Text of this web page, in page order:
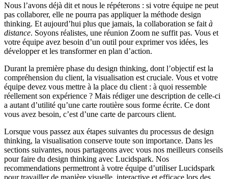
Nous l’avons déjà dit et nous le répéterons : si votre équipe ne peut
pas collaborer, elle ne pourra pas appliquer la méthode design
thinking. Et aujourd’hui plus que jamais, la collaboration se fait à
distance. Soyons réalistes, une réunion Zoom ne suffit pas. Vous et
votre équipe avez besoin d’un outil pour exprimer vos idées, les
développer et les transformer en plan d’action.
Durant la première phase du design thinking, dont l’objectif est la
compréhension du client, la visualisation est cruciale. Vous et votre
équipe devez vous mettre à la place du client : à quoi ressemble
réellement son expérience ? Mais rédiger une description de celle-ci
a autant d’utilité qu’une carte routière sous forme écrite. Ce dont
vous avez besoin, c’est d’une carte de parcours client.
Lorsque vous passez aux étapes suivantes du processus de design
thinking, la visualisation conserve toute son importance. Dans les
sections suivantes, nous partageons avec vous nos meilleurs conseils
pour faire du design thinking avec Lucidspark. Nos
recommendations permettront à votre équipe d’utiliser Lucidspark
pour travailler de manière visuelle, interactive et efficace lors des